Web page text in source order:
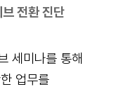
전환 진단
세미나를 통해
업무를